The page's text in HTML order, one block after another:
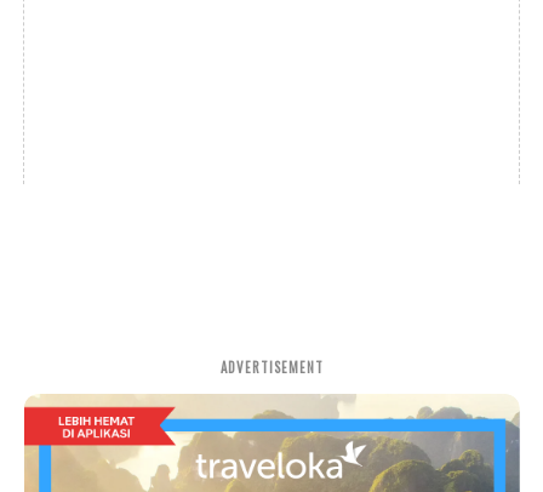
ADVERTISEMENT